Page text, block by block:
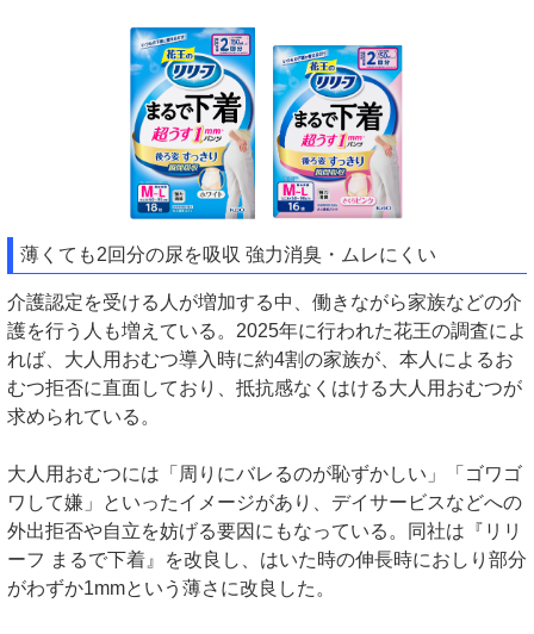
薄くても2回分の尿を吸収 強力消臭・ムレにくい
介護認定を受ける人が増加する中、働きながら家族などの介
護を行う人も増えている。2025年に行われた花王の調査によ
れば、大人用おむつ導入時に約4割の家族が、本人によるお
むつ拒否に直面しており、抵抗感なくはける大人用おむつが
求められている。
大人用おむつには「周りにバレるのが恥ずかしい」「ゴワゴ
ワして嫌」といったイメージがあり、デイサービスなどへの
外出拒否や自立を妨げる要因にもなっている。同社は『リリ
ーフ まるで下着』を改良し、はいた時の伸長時におしり部分
がわずか1mmという薄さに改良した。